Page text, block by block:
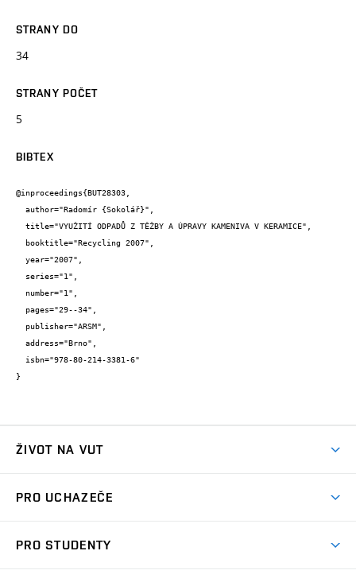
STRANY DO
34
STRANY POČET
5
BIBTEX
@inproceedings{BUT28303,
}
ŽIVOT NA VUT
Koleje
PRO UCHAZEČE
PRO STUDENTY